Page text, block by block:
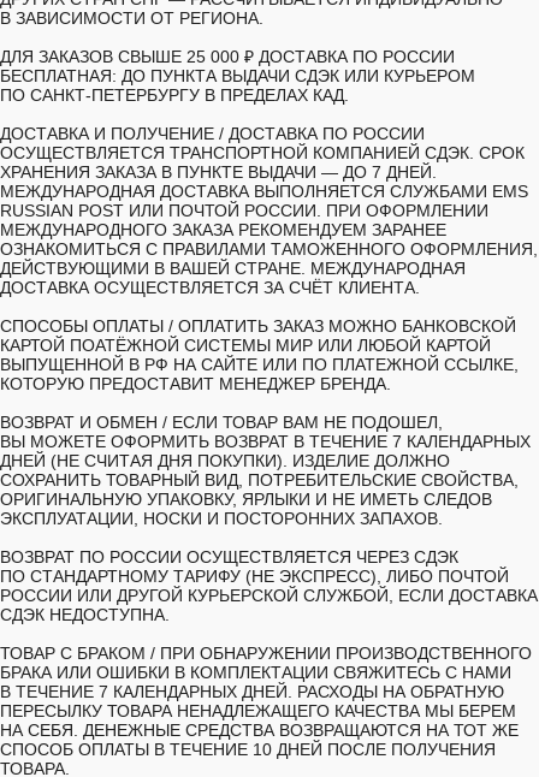
В ЗАВИСИМОСТИ ОТ РЕГИОНА.
ДЛЯ ЗАКАЗОВ СВЫШЕ 25 000 ₽ ДОСТАВКА ПО РОССИИ
БЕСПЛАТНАЯ: ДО ПУНКТА ВЫДАЧИ СДЭК ИЛИ КУРЬЕРОМ
ПО САНКТ-ПЕТЕРБУРГУ В ПРЕДЕЛАХ КАД.
ДОСТАВКА И ПОЛУЧЕНИЕ / ДОСТАВКА ПО РОССИИ
ОСУЩЕСТВЛЯЕТСЯ ТРАНСПОРТНОЙ КОМПАНИЕЙ СДЭК. СРОК
ХРАНЕНИЯ ЗАКАЗА В ПУНКТЕ ВЫДАЧИ — ДО 7 ДНЕЙ.
МЕЖДУНАРОДНАЯ ДОСТАВКА ВЫПОЛНЯЕТСЯ СЛУЖБАМИ EMS
RUSSIAN POST ИЛИ ПОЧТОЙ РОССИИ. ПРИ ОФОРМЛЕНИИ
МЕЖДУНАРОДНОГО ЗАКАЗА РЕКОМЕНДУЕМ ЗАРАНЕЕ
ОЗНАКОМИТЬСЯ С ПРАВИЛАМИ ТАМОЖЕННОГО ОФОРМЛЕНИЯ,
ДЕЙСТВУЮЩИМИ В ВАШЕЙ СТРАНЕ. МЕЖДУНАРОДНАЯ
ДОСТАВКА ОСУЩЕСТВЛЯЕТСЯ ЗА СЧЁТ КЛИЕНТА.
СПОСОБЫ ОПЛАТЫ / ОПЛАТИТЬ ЗАКАЗ МОЖНО БАНКОВСКОЙ
КАРТОЙ ПОАТЁЖНОЙ СИСТЕМЫ МИР ИЛИ ЛЮБОЙ КАРТОЙ
ВЫПУЩЕННОЙ В РФ НА САЙТЕ ИЛИ ПО ПЛАТЕЖНОЙ ССЫЛКЕ,
КОТОРУЮ ПРЕДОСТАВИТ МЕНЕДЖЕР БРЕНДА.
ВОЗВРАТ И ОБМЕН / ЕСЛИ ТОВАР ВАМ НЕ ПОДОШЕЛ,
ВЫ МОЖЕТЕ ОФОРМИТЬ ВОЗВРАТ В ТЕЧЕНИЕ 7 КАЛЕНДАРНЫХ
ДНЕЙ (НЕ СЧИТАЯ ДНЯ ПОКУПКИ). ИЗДЕЛИЕ ДОЛЖНО
СОХРАНИТЬ ТОВАРНЫЙ ВИД, ПОТРЕБИТЕЛЬСКИЕ СВОЙСТВА,
ОРИГИНАЛЬНУЮ УПАКОВКУ, ЯРЛЫКИ И НЕ ИМЕТЬ СЛЕДОВ
ЭКСПЛУАТАЦИИ, НОСКИ И ПОСТОРОННИХ ЗАПАХОВ.
ВОЗВРАТ ПО РОССИИ ОСУЩЕСТВЛЯЕТСЯ ЧЕРЕЗ СДЭК
ПО СТАНДАРТНОМУ ТАРИФУ (НЕ ЭКСПРЕСС), ЛИБО ПОЧТОЙ
РОССИИ ИЛИ ДРУГОЙ КУРЬЕРСКОЙ СЛУЖБОЙ, ЕСЛИ ДОСТАВКА
СДЭК НЕДОСТУПНА.
ТОВАР С БРАКОМ / ПРИ ОБНАРУЖЕНИИ ПРОИЗВОДСТВЕННОГО
БРАКА ИЛИ ОШИБКИ В КОМПЛЕКТАЦИИ СВЯЖИТЕСЬ С НАМИ
В ТЕЧЕНИЕ 7 КАЛЕНДАРНЫХ ДНЕЙ. РАСХОДЫ НА ОБРАТНУЮ
ПЕРЕСЫЛКУ ТОВАРА НЕНАДЛЕЖАЩЕГО КАЧЕСТВА МЫ БЕРЕМ
НА СЕБЯ. ДЕНЕЖНЫЕ СРЕДСТВА ВОЗВРАЩАЮТСЯ НА ТОТ ЖЕ
СПОСОБ ОПЛАТЫ В ТЕЧЕНИЕ 10 ДНЕЙ ПОСЛЕ ПОЛУЧЕНИЯ
ТОВАРА.